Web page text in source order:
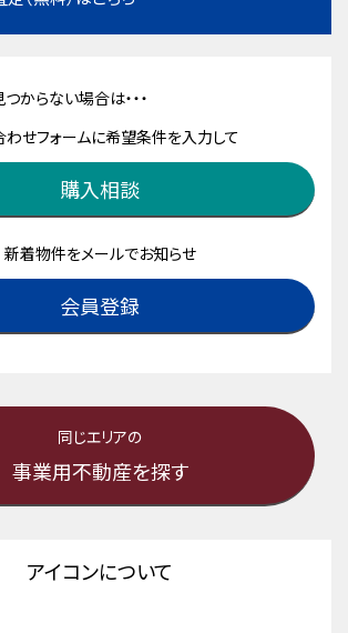
からない場合は・・・
わせフォームに希望条件を入力して
購入相談
新着物件をメールでお知らせ
会員登録
同じエリアの
事業用不動産を探す
アイコンについて